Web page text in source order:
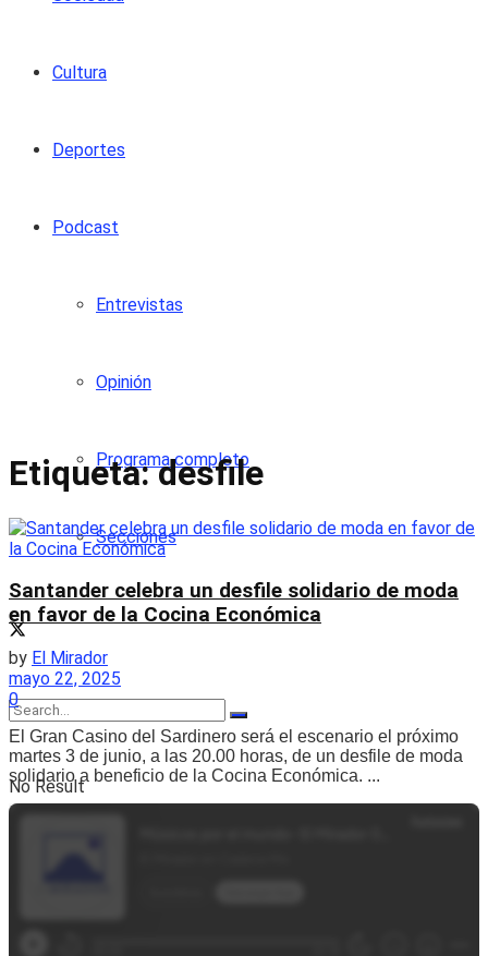
Cultura
Deportes
Podcast
Entrevistas
Opinión
Programa completo
Secciones
No Result
View All Result
Etiqueta:desfile
Santander celebra un desfile solidario de moda
en favor de la Cocina Económica
by El Mirador
mayo 22, 2025
0
El Gran Casino del Sardinero será el escenario el próximo
martes 3 de junio, a las 20.00 horas, de un desfile de moda
solidario a beneficio de la Cocina Económica. ...